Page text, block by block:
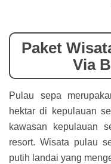
Paket
Via
Pulau sepa
hektar di kepulauan
kawasan kepulauan
resort. Wisata pulau
putih landai yang